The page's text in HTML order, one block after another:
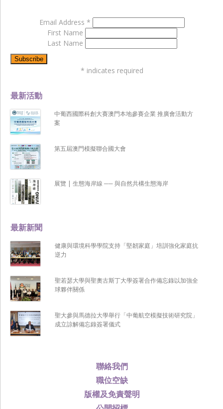
聯絡我們
職位空缺
版權及免責聲明
最新新聞
健康與環境科學學院支持「堅韌家庭」培訓強化家庭抗
逆力
聖若瑟大學與聖奧古斯丁大學簽署合作備忘錄以加強全
球夥伴關係
聖大參與馬德拉大學舉行「中葡航空模擬技術研究院」
成立諒解備忘錄簽署儀式
最新活動
中葡西國際科創大賽澳門本地參賽企業 推廣會活動方
案
第五屆澳門模擬聯合國大會
展覽 | 生態海岸線 ── 與自然共構生態海岸
Email Address *
First Name
Last Name
* indicates required